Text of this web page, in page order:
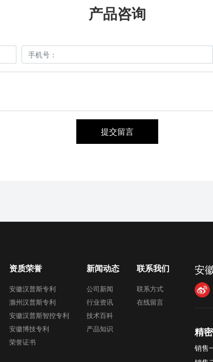
产品咨询
提交留言
资质荣誉
安徽汉普斯专利
滁州汉普斯专利
安徽汉普斯智控专利
安徽博技专利
荣誉证书
新闻动态
公司新闻
行业资讯
技术百科
产品知识
联系我们
联系方式
在线留言
安
精
销售